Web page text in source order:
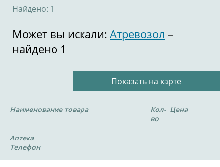
Найдено: 1
Может вы искали: Атревозол –
найдено 1
Показать на карте
Наименование товара
Кол-
во
Цена
Аптека
Телефон